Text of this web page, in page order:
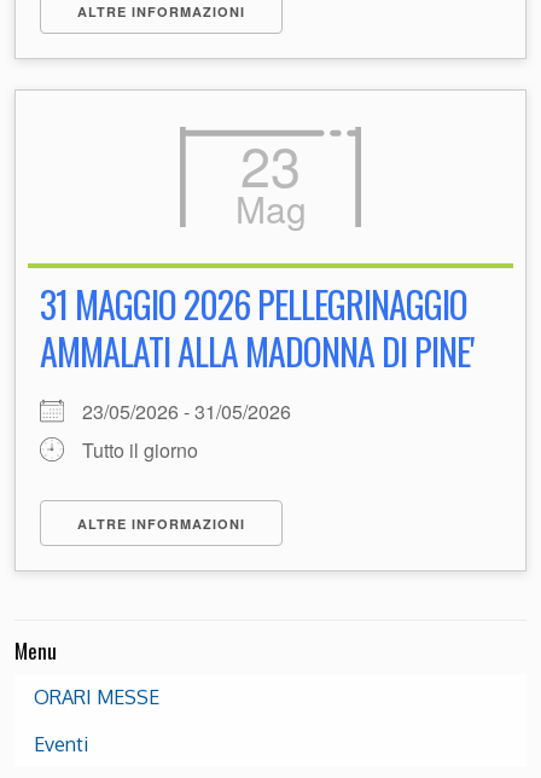
ALTRE INFORMAZIONI
23
Mag
31 MAGGIO 2026 PELLEGRINAGGIO
AMMALATI ALLA MADONNA DI PINE'
23/05/2026 - 31/05/2026
Tutto il giorno
ALTRE INFORMAZIONI
Menu
ORARI MESSE
Eventi